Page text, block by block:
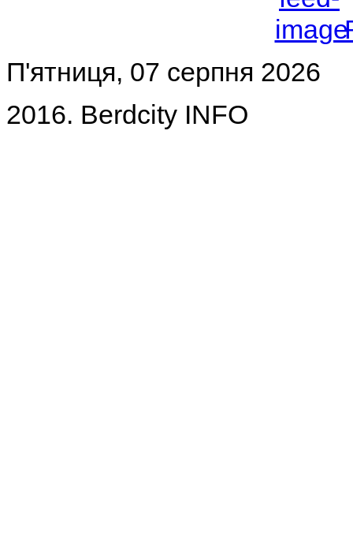
П'ятниця, 07 серпня 2026
2016. Berdcity INFO